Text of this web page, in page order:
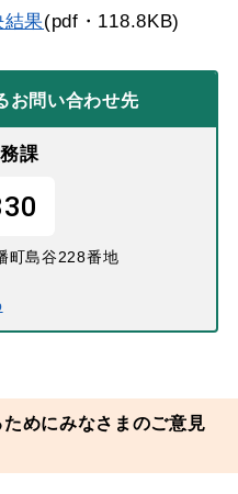
果(pdf・118.8KB)
お問い合わせ先
課
町島谷228番地
めにみなさまのご意見